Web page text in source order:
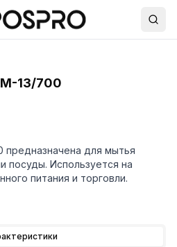
13/700
для мытья
посуды. Используется на
питания и торговли.
сталь AISI304